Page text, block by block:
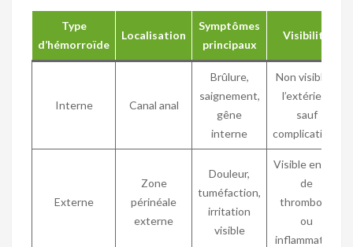
Type
d’hémorroïde
Localisation
Symptômes
principaux
Visibilité
Interne Canal anal
Brûlure,
saignement,
gêne
interne
Non visible à
l’extérieur
sauf
complications
Externe
Zone
périnéale
externe
Douleur,
tuméfaction,
irritation
visible
Visible en cas
de
thrombose
ou
inflammation